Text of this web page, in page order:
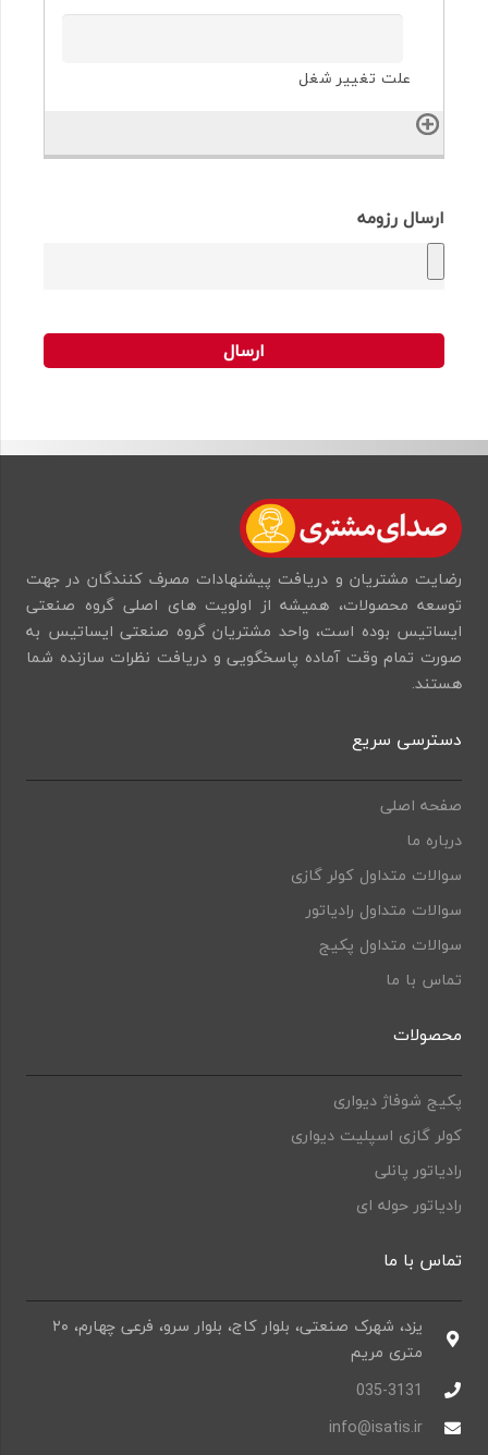
ارسال رزومه
رضایت مشتریان و دریافت پیشنهادات مصرف کنندگان در جهت
توسعه محصولات، همیشه از اولویت های اصلی گروه صنعتی
ایساتیس بوده است، واحد مشتریان گروه صنعتی ایساتیس به
صورت تمام وقت آماده پاسخگویی و دریافت نظرات سازنده شما
هستند.
دسترسی سریع
صفحه اصلی
درباره ما
سوالات متداول کولر گازی
سوالات متداول رادیاتور
سوالات متداول پکیج
تماس با ما
محصولات
پکیج شوفاژ دیواری
کولر گازی اسپلیت دیواری
رادیاتور پانلی
رادیاتور حوله ای
تماس با ما
یزد، شهرک صنعتی، بلوار کاج، بلوار سرو، فرعی چهارم، ۲۰
متری مریم
035-3131
info@isatis.ir